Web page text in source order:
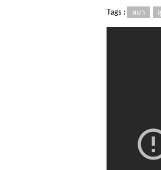
Tags : หมา